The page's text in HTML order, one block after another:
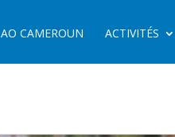
AO CAMEROUN ACTIVITÉS